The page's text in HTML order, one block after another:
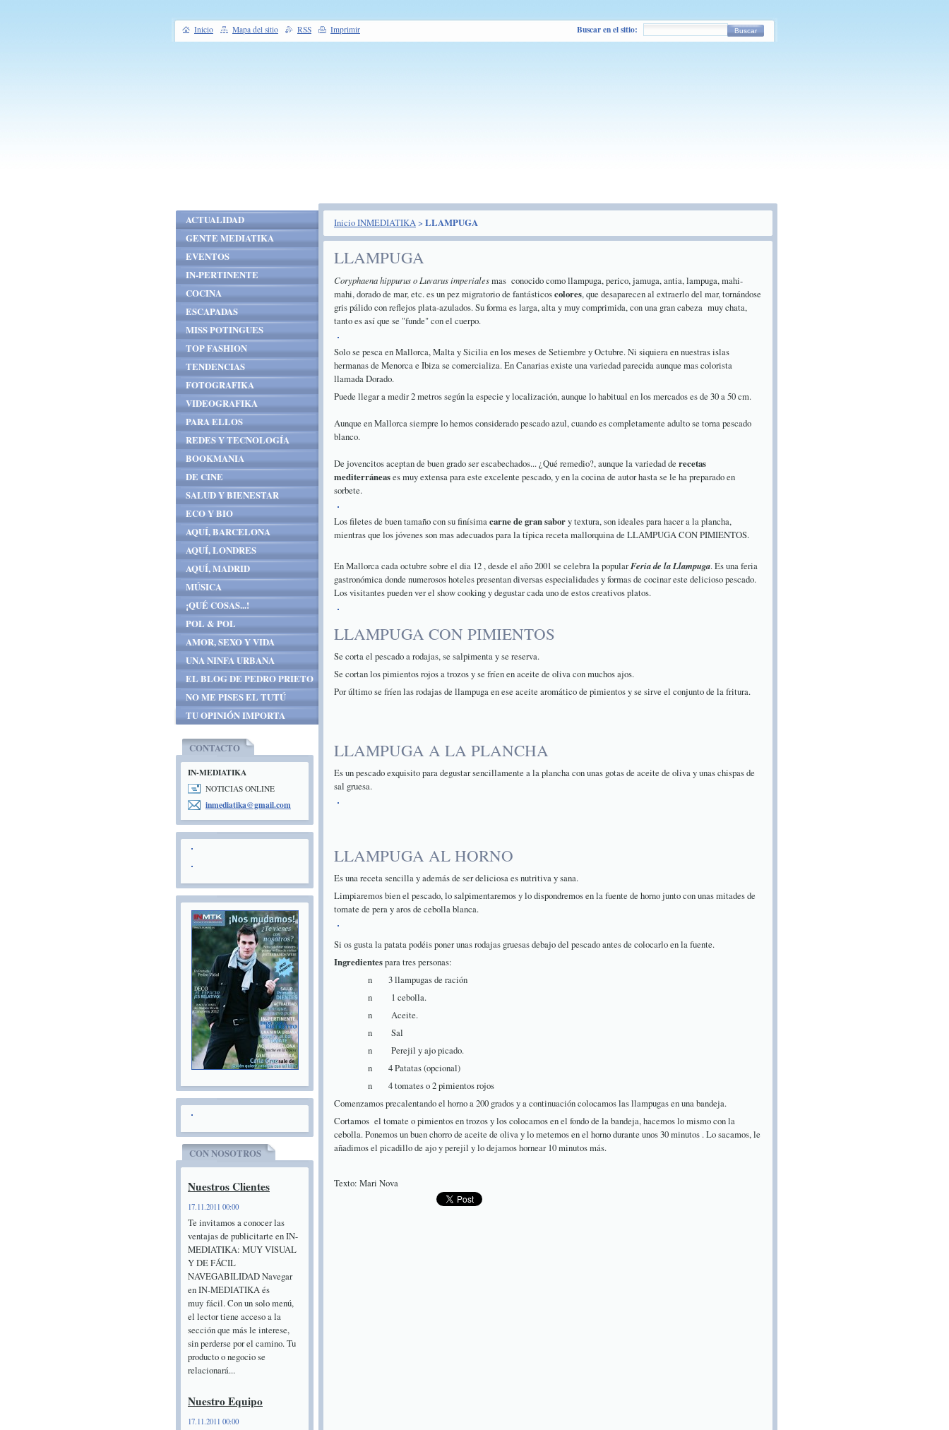
Inicio INMEDIATIKA> LLAMPUGA
LLAMPUGA
Coryphaena hippurus o Luvarus imperialesmas conocido como llampuga, perico, jamuga, antia, lampuga, mahi-
mahi, dorado de mar, etc. es un pez migratorio de fantásticoscolores, que desaparecen al extraerlo del mar, tornándose
gris pálido con reflejos plata-azulados. Su forma es larga, alta y muy comprimida, con una gran cabeza muy chata,
tanto es así que se "funde" con el cuerpo.
Solo se pesca en Mallorca, Malta y Sicilia en los meses de Setiembre y Octubre. Ni siquiera en nuestras islas
hermanas de Menorca e Ibiza se comercializa. En Canarias existe una variedad parecida aunque mas colorista
llamada Dorado.
Puede llegar a medir 2 metros según la especie y localización, aunque lo habitual en los mercados es de 30 a 50 cm.
Aunque en Mallorca siempre lo hemos considerado pescado azul, cuando es completamente adulto se torna pescado
blanco.
De jovencitos aceptan de buen grado ser escabechados... ¿Qué remedio?, aunque la variedad de recetas
mediterráneases muy extensa para este excelente pescado, y en la cocina de autor hasta se le ha preparado en
sorbete.
Los filetes de buen tamaño con su finísimacarne de gran sabory textura, son ideales para hacer a la plancha,
mientras que los jóvenes son mas adecuados para la típica receta mallorquina de LLAMPUGA CON PIMIENTOS.
En Mallorca cada octubre sobre el dia 12 , desde el año 2001 se celebra la popularFeria de la Llampuga. Es una feria
gastronómica donde numerosos hoteles presentan diversas especialidades y formas de cocinar este delicioso pescado.
Los visitantes pueden ver el show cooking y degustar cada uno de estos creativos platos.
LLAMPUGA CON PIMIENTOS
Se corta el pescado a rodajas, se salpimenta y se reserva.
Se cortan los pimientos rojos a trozos y se fríen en aceite de oliva con muchos ajos.
Por último se fríen las rodajas de llampuga en ese aceite aromático de pimientos y se sirve el conjunto de la fritura.
LLAMPUGA A LA PLANCHA
Es un pescado exquisito para degustar sencillamente a la plancha con unas gotas de aceite de oliva y unas chispas de
sal gruesa.
LLAMPUGA AL HORNO
Es una receta sencilla y además de ser deliciosa es nutritiva y sana.
Limpiaremos bien el pescado, lo salpimentaremos y lo dispondremos en la fuente de horno junto con unas mitades de
tomate de pera y aros de cebolla blanca.
Si os gusta la patata podéis poner unas rodajas gruesas debajo del pescado antes de colocarlo en la fuente.
Ingredientespara tres personas:
n 3 llampugas de ración
n 1 cebolla.
n Aceite.
n Sal
n Perejil y ajo picado.
n 4 Patatas (opcional)
n 4 tomates o 2 pimientos rojos
Comenzamos precalentando el horno a 200 grados y a continuación colocamos las llampugas en una bandeja.
Cortamos el tomate o pimientos en trozos y los colocamos en el fondo de la bandeja, hacemos lo mismo con la
cebolla. Ponemos un buen chorro de aceite de oliva y lo metemos en el horno durante unos 30 minutos . Lo sacamos, le
añadimos el picadillo de ajo y perejil y lo dejamos hornear 10 minutos más.
Texto: Mari Nova
ACTUALIDAD
GENTE MEDIATIKA
EVENTOS
IN-PERTINENTE
COCINA
ESCAPADAS
MISS POTINGUES
TOP FASHION
TENDENCIAS
FOTOGRAFIKA
VIDEOGRAFIKA
PARA ELLOS
REDES Y TECNOLOGÍA
BOOKMANIA
DE CINE
SALUD Y BIENESTAR
ECO Y BIO
AQUÍ, BARCELONA
AQUÍ, LONDRES
AQUÍ, MADRID
MÚSICA
¡QUÉ COSAS...!
POL & POL
AMOR, SEXO Y VIDA
UNA NINFA URBANA
EL BLOG DE PEDRO PRIETO
NO ME PISES EL TUTÚ
TU OPINIÓN IMPORTA
CONTACTO
IN-MEDIATIKA
NOTICIAS ONLINE
inmediatika@gmail.com
CON NOSOTROS
Nuestros Clientes
17.11.2011 00:00
Te invitamos a conocer las
ventajas de publicitarte en IN-
MEDIATIKA: MUY VISUAL
Y DE FÁCIL
NAVEGABILIDAD Navegar
en IN-MEDIATIKA és
muy fácil. Con un solo menú,
el lector tiene acceso a la
sección que más le interese,
sin perderse por el camino. Tu
producto o negocio se
relacionará...
Nuestro Equipo
17.11.2011 00:00
Inicio Mapa del sitio RSS Imprimir Buscar en el sitio: Buscar